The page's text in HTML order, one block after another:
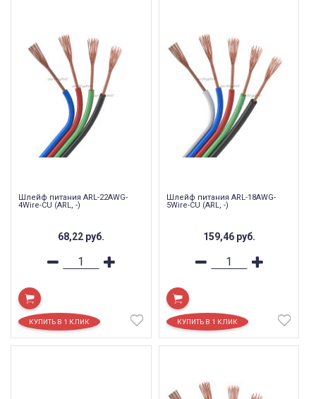
Шлейф питания ARL-22AWG-
4Wire-CU (ARL, -)
68,22 руб.
Шлейф питания ARL-18AWG-
5Wire-CU (ARL, -)
159,46 руб.